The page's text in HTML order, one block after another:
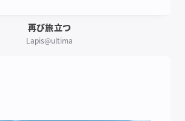
再び旅立つ
Lapis@ultima